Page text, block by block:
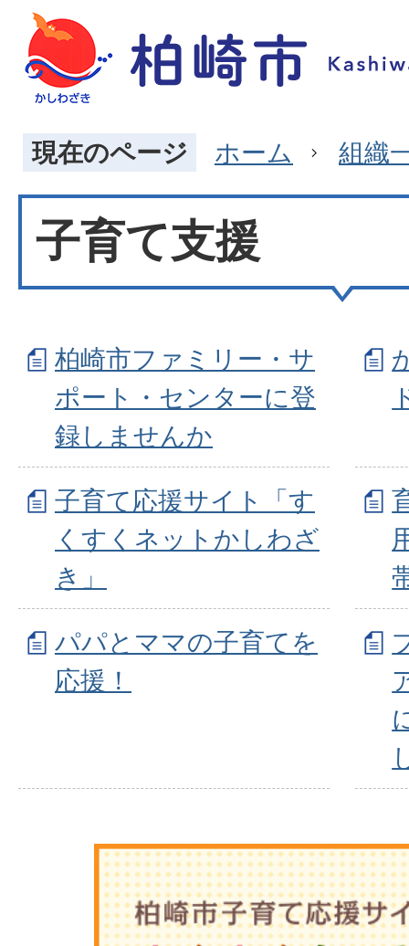
現在のページ ホーム 組織
子育て支援
柏崎市ファミリー・サ
ポート・センターに登
録しませんか
子育て応援サイト「す
くすくネットかしわざ
き」
パパとママの子育てを
応援！